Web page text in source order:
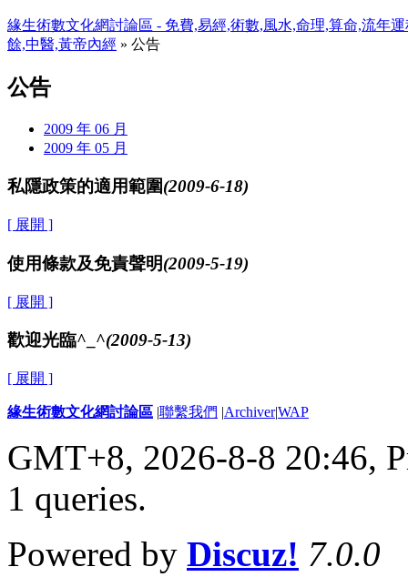
緣生術數文化網討論區 - 免費,易經,術數,風水,命理,算命,流年
餘,中醫,黃帝內經 » 公告
公告
2009 年 06 月
2009 年 05 月
私隱政策的適用範圍(2009-6-18)
[ 展開 ]
使用條款及免責聲明(2009-5-19)
[ 展開 ]
歡迎光臨^_^(2009-5-13)
[ 展開 ]
緣生術數文化網討論區 |聯繫我們 |Archiver|WAP
GMT+8, 2026-8-8 20:46,
1 queries.
Powered by Discuz! 7.0.0